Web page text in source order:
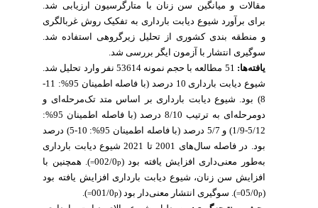
مقالات و میانگین سن زنان با متارگرسیون ارزیابی شد.
برای برآورد شیوع دیابت بارداری به تفکیک روش غربالگری
و منطقه بندی کشوری از تحلیل زیرگروهی استفاده شد.
سوگیری انتشار با آزمون ایگر بررسی شد.
یافته‌ها:
51 مطالعه با حجم نمونه 53614 نفر وارد تحلیل شد.
شیوع دیابت بارداری 10 درصد (با فاصله اطمینان 95%: 11-
8) بود. شیوع دیابت بارداری بر اساس متد تک‌مرحله‌ای و
دومرحله‌ای به ترتیب 8/10 درصد (با فاصله اطمینان 95%:
5/12-1/9) و 5/7 درصد (با فاصله اطمینان 95%: 10-5) درصد
بود. در فاصله سال‌های 2001 تا 2021 شیوع دیابت بارداری
به‌طور معنی‌داری افزایش یافته بود (002/0p=
). همچنین با
افزایش سن زنان، شیوع دیابت بارداری افزایش یافته بود
). سوگیری انتشار معنی‌دار بود (001/0p=
).